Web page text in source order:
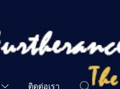
ติดต่อเรา